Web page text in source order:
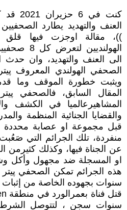
كنت في
العنف والتهديد يطارد
))، مقالة اوجزت فيها قلق
الى العنف والتهديد، وان حدث
الصحفي الهولندي المعروف
ويثبت خطورة الموقف وما
المقال السابق، فالصحفي
المشاهيرعالميا في الكشف
والقضايا الجنائية المنظمة
قبل مجموعة او عصابة
منفردة، تلك الجرائم التي
عن الجناة فيها، وكذلك كثيرمن
او المسجلة ضد مجهول وأكل
سنوات بجهوده الخاصة من
سنوات سجن ، لتتوصل الشرطة